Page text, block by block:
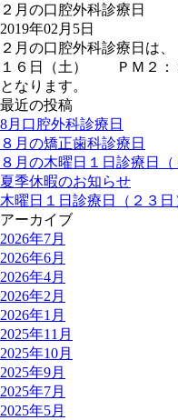
２月の口腔外科診療日
2019年02月5日
２月の口腔外科診療日は、
１６日（土） ＰＭ２
となります。
最近の投稿
8月口腔外科診療日
８月の矯正歯科診療日
８月の木曜日１日診療日（
夏季休暇のお知らせ
木曜日１日診療日（２３日
アーカイブ
2026年7月
2026年6月
2026年4月
2026年2月
2026年1月
2025年11月
2025年10月
2025年9月
2025年7月
2025年5月